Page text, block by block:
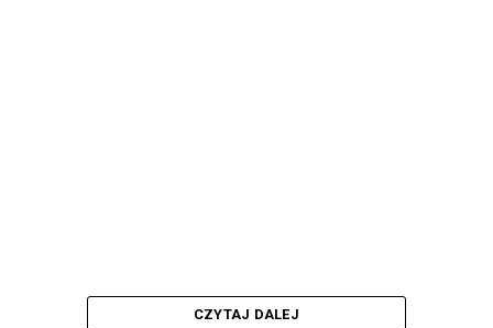
CZYTAJ DALEJ